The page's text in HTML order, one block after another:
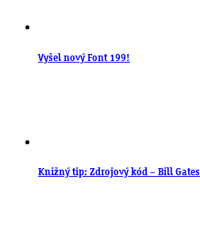
Vyšel nový Font 199!
Knižný tip: Zdrojový kód – Bill Gates